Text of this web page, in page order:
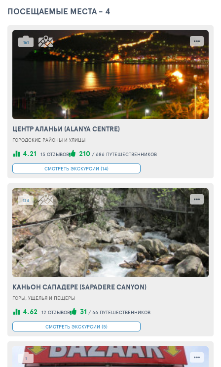
ПОСЕЩАЕМЫЕ МЕСТА - 4
161
ЦЕНТР АЛАНЬИ (ALANYA CENTRE)
ГОРОДСКИЕ РАЙОНЫ И УЛИЦЫ
4.21 15 ОТЗЫВОВ 210 / 686 ПУТЕШЕСТВЕННИКОВ
СМОТРЕТЬ ЭКСКУРСИИ (14)
124
КАНЬОН САПАДЕРЕ (SAPADERE CANYON)
ГОРЫ, УЩЕЛЬЯ И ПЕЩЕРЫ
4.62 12 ОТЗЫВОВ 31 / 66 ПУТЕШЕСТВЕННИКОВ
СМОТРЕТЬ ЭКСКУРСИИ (5)
1